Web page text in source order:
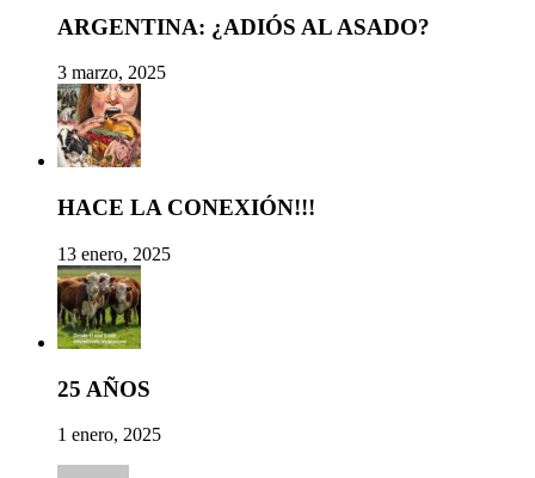
ARGENTINA: ¿ADIÓS AL ASADO?
3 marzo, 2025
HACE LA CONEXIÓN!!!
13 enero, 2025
25 AÑOS
1 enero, 2025